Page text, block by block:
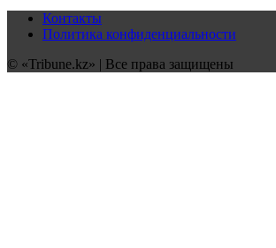
Контакты
Политика конфиденциальности
© «Tribune.kz» | Все права защищены